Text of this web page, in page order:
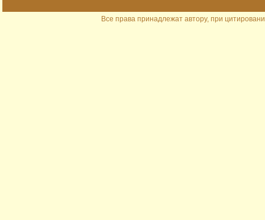
Все права принадлежат автору, при